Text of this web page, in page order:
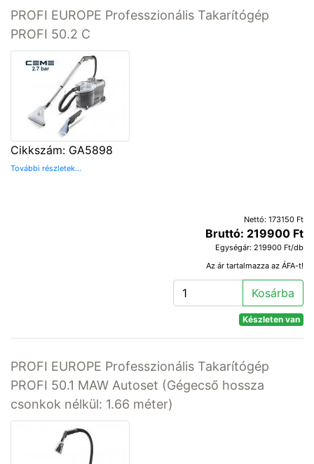
PROFI EUROPE Professzionális Takarítógép
PROFI 50.2 C
Cikkszám: GA5898
További részletek...
Nettó: 173150 Ft
Bruttó: 219900 Ft
Egységár: 219900 Ft/db
Az ár tartalmazza az ÁFA-t!
Kosárba
Készleten van
PROFI EUROPE Professzionális Takarítógép
PROFI 50.1 MAW Autoset (Gégecső hossza
csonkok nélkül: 1.66 méter)